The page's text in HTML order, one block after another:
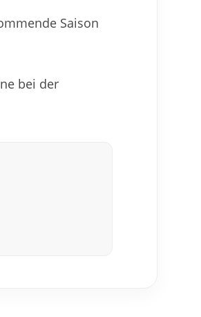
Saison
bei der